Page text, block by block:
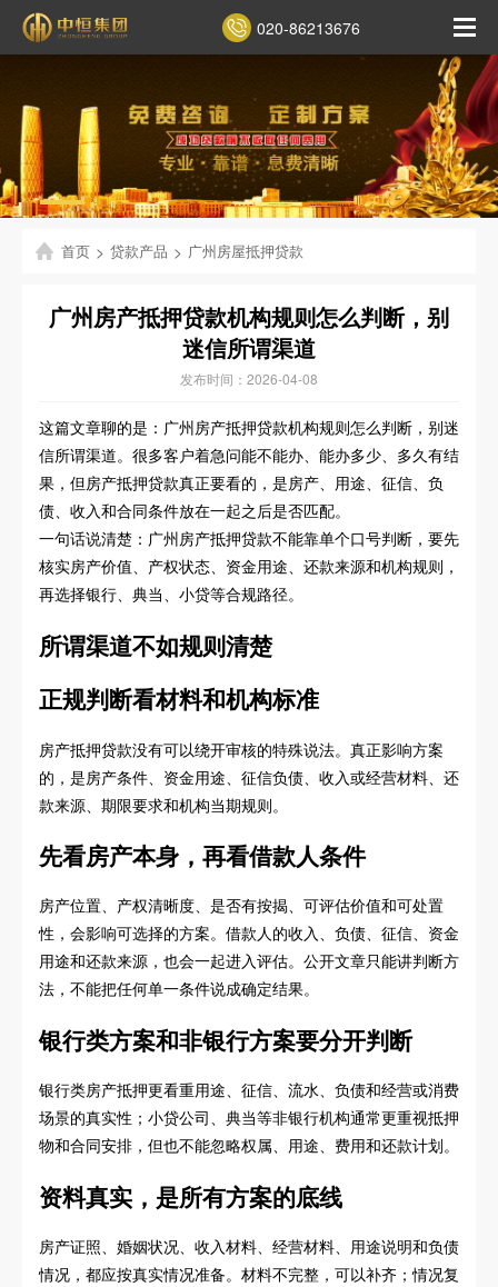
020-86213676
首页 > 贷款产品 > 广州房屋抵押贷款
广州房产抵押贷款机构规则怎么判断，别
迷信所谓渠道
发布时间：2026-04-08
这篇文章聊的是：广州房产抵押贷款机构规则怎么判断，别迷
信所谓渠道。很多客户着急问能不能办、能办多少、多久有结
果，但房产抵押贷款真正要看的，是房产、用途、征信、负
债、收入和合同条件放在一起之后是否匹配。
一句话说清楚：广州房产抵押贷款不能靠单个口号判断，要先
核实房产价值、产权状态、资金用途、还款来源和机构规则，
再选择银行、典当、小贷等合规路径。
所谓渠道不如规则清楚
正规判断看材料和机构标准
房产抵押贷款没有可以绕开审核的特殊说法。真正影响方案
的，是房产条件、资金用途、征信负债、收入或经营材料、还
款来源、期限要求和机构当期规则。
先看房产本身，再看借款人条件
房产位置、产权清晰度、是否有按揭、可评估价值和可处置
性，会影响可选择的方案。借款人的收入、负债、征信、资金
用途和还款来源，也会一起进入评估。公开文章只能讲判断方
法，不能把任何单一条件说成确定结果。
银行类方案和非银行方案要分开判断
银行类房产抵押更看重用途、征信、流水、负债和经营或消费
场景的真实性；小贷公司、典当等非银行机构通常更重视抵押
物和合同安排，但也不能忽略权属、用途、费用和还款计划。
资料真实，是所有方案的底线
房产证照、婚姻状况、收入材料、经营材料、用途说明和负债
情况，都应按真实情况准备。材料不完整，可以补齐；情况复